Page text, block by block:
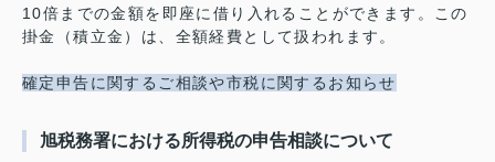
10倍までの金額を即座に借り入れることができます。この
掛金（積立金）は、全額経費として扱われます。
確定申告に関するご相談や市税に関するお知らせ
旭税務署における所得税の申告相談について